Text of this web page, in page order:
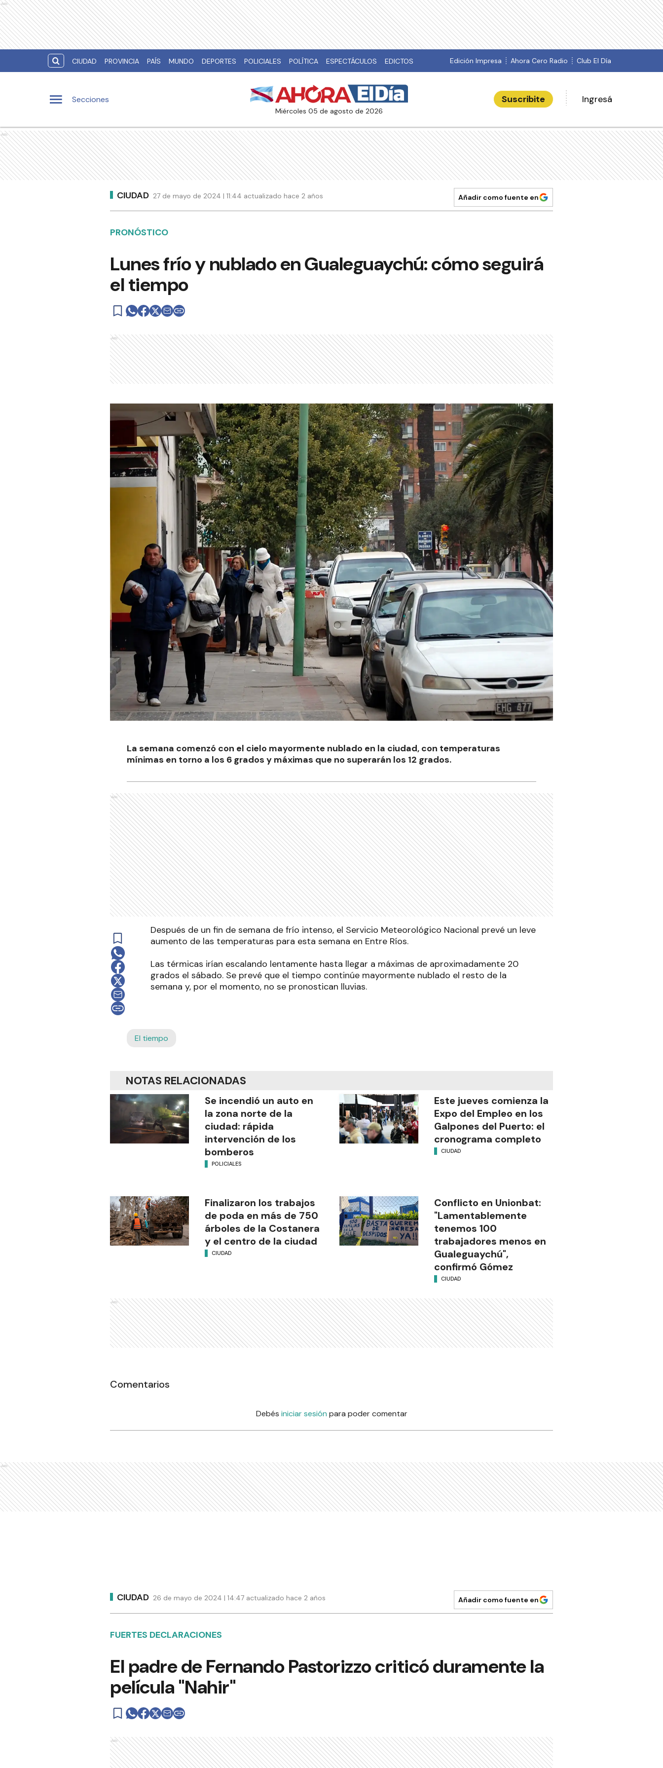
Ads
CIUDAD PROVINCIA PAÍS MUNDO DEPORTES POLICIALES POLÍTICA ESPECTÁCULOS EDICTOS Edición Impresa Ahora Cero Radio Club El Día
Secciones
miércoles 05 de agosto de 2026
Suscribite Ingresá
Ads
CIUDAD 27 de mayo de 2024 | 11:44 actualizado hace 2 años Añadir como fuente en
PRONÓSTICO
Lunes frío y nublado en Gualeguaychú: cómo seguirá
el tiempo
Ads
La semana comenzó con el cielo mayormente nublado en la ciudad, con temperaturas
mínimas en torno a los 6 grados y máximas que no superarán los 12 grados.
Ads
Después de un fin de semana de frío intenso, el Servicio Meteorológico Nacional prevé un leve
aumento de las temperaturas para esta semana en Entre Ríos.
Las térmicas irían escalando lentamente hasta llegar a máximas de aproximadamente 20
grados el sábado. Se prevé que el tiempo continúe mayormente nublado el resto de la
semana y, por el momento, no se pronostican lluvias.
El tiempo
NOTAS RELACIONADAS
Se incendió un auto en
la zona norte de la
ciudad: rápida
intervención de los
bomberos
POLICIALES
Este jueves comienza la
Expo del Empleo en los
Galpones del Puerto: el
cronograma completo
CIUDAD
Finalizaron los trabajos
de poda en más de 750
árboles de la Costanera
y el centro de la ciudad
CIUDAD
Conflicto en Unionbat:
"Lamentablemente
tenemos 100
trabajadores menos en
Gualeguaychú",
confirmó Gómez
CIUDAD
Ads
Comentarios
Debés iniciar sesión para poder comentar
Ads
CIUDAD 26 de mayo de 2024 | 14:47 actualizado hace 2 años Añadir como fuente en
FUERTES DECLARACIONES
El padre de Fernando Pastorizzo criticó duramente la
película "Nahir"
Ads